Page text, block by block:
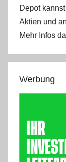
Depot
Aktien und
Mehr Infos
Werbung